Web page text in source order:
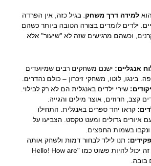
למידה דרך משחק. בגיל כזה, אין הפרדה
ילדים לומדים בצורה הטובה ביותר כשהם
וכשהם מרגישים שזה לא "שיעור" אלא
אנגליים: ישנם משחקים רבים שמיועדים
בינגו, לוטו, משחקי זיכרון – כולם נהדרים.
שירי ילדים באנגלית הם לא רק לבילוי.
קצב, חרוזים, אוצר מילים והגייה.
קראו יחד ספרים באנגלית. התחילו
איורים גדולים ומעט טקסט. הצביעו על
בשמות החפצים.
תנו לילד לבחור דמות ולשחק אותה
באנגלית. זה יכול להיות פשוט כמו "Hello! How are